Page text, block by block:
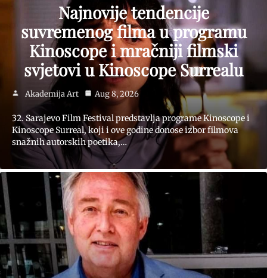
Najnovije tendencije
suvremenog filma u programu
Kinoscope i mračniji filmski
svjetovi u Kinoscope Surrealu
Akademija Art Aug 8, 2026
32. Sarajevo Film Festival predstavlja programe Kinoscope i
Kinoscope Surreal, koji i ove godine donose izbor filmova
snažnih autorskih poetika,…